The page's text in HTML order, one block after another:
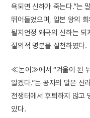
욕되면 신하가 죽는다.”는
뛰어들었으며, 일본 왕의
될지언정 왜국의 신하는 되
절의적 명분을 실천하였다.
≪논어≫에서 “겨울이 된
알겠다.”는 공자의 말은 신
전쟁터에서 후퇴하지 않고
있다.